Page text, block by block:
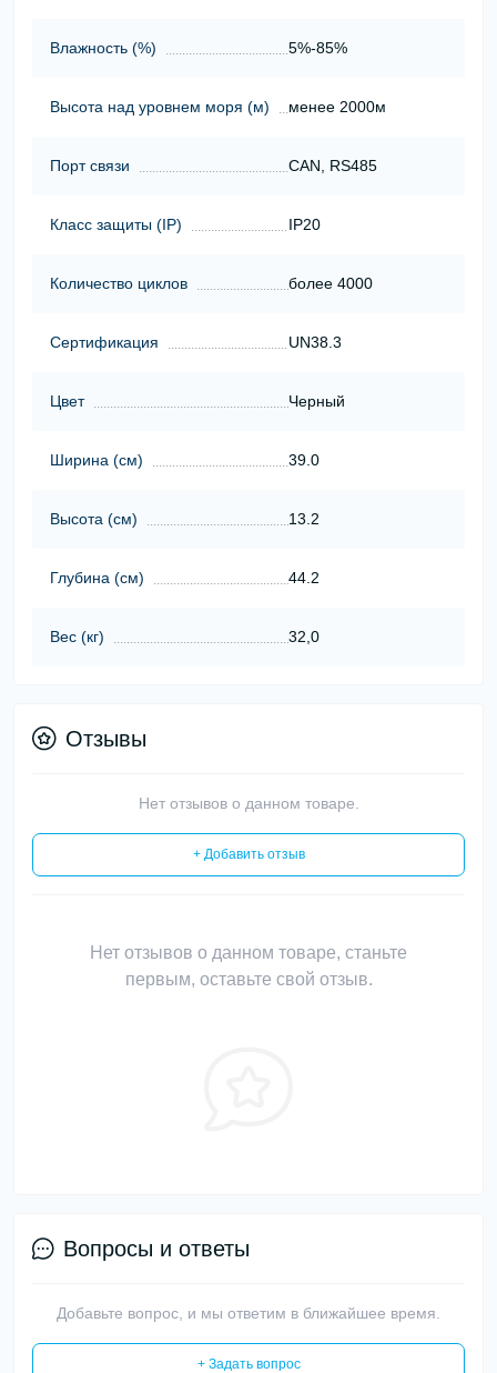
Влажность (%) 5%-85%
Высота над уровнем моря (м) менее 2000м
Порт связи CAN, RS485
Класс защиты (ІР) IP20
Количество циклов более 4000
Сертификация UN38.3
Цвет Черный
Ширина (см) 39.0
Высота (см) 13.2
Глубина (см) 44.2
Вес (кг) 32,0
Отзывы
Нет отзывов о данном товаре.
+ Добавить отзыв
Нет отзывов о данном товаре, станьте
первым, оставьте свой отзыв.
Вопросы и ответы
Добавьте вопрос, и мы ответим в ближайшее время.
+ Задать вопрос